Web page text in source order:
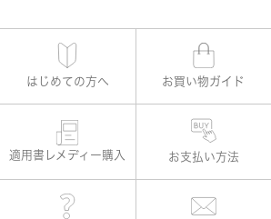
はじめての方へ お買い物ガイド
適用書レメディー購入 お支払い方法